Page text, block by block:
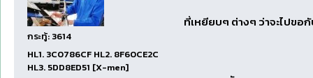
กระทู้: 3614
HL1. 3C0786CF HL2. 8F60CE2C
HL3. 5DD8ED51 [X-men]
ที่เหยียบๆ ต่างๆ ว่าจะไปขอ